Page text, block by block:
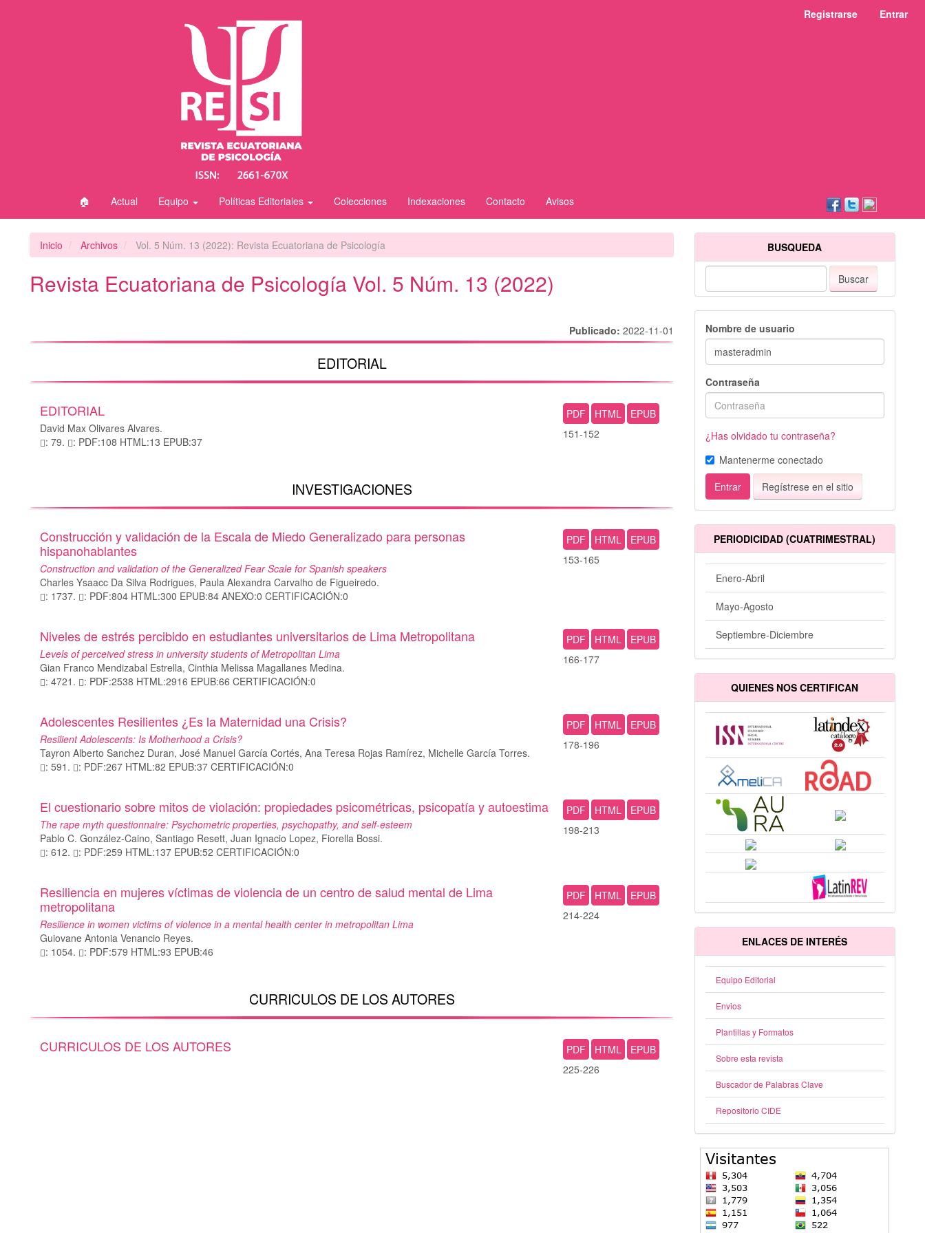
Registrarse Entrar
🏠 Actual Equipo Políticas Editoriales Colecciones Indexaciones Contacto Avisos
Inicio Archivos Vol. 5 Núm. 13 (2022): Revista Ecuatoriana de Psicología
Revista Ecuatoriana de Psicología Vol. 5 Núm. 13 (2022)
Publicado: 2022-11-01
EDITORIAL
EDITORIAL
David Max Olivares Alvares.
: 79.
: PDF:108 HTML:13 EPUB:37
PDF HTML
EPUB
151-152
INVESTIGACIONES
Construcción y validación de la Escala de Miedo Generalizado para personas
hispanohablantes
Construction and validation of the Generalized Fear Scale for Spanish speakers
Charles Ysaacc Da Silva Rodrigues, Paula Alexandra Carvalho de Figueiredo.
: 1737.
: PDF:804 HTML:300 EPUB:84 ANEXO:0 CERTIFICACIÓN:0
PDF HTML
EPUB
153-165
Niveles de estrés percibido en estudiantes universitarios de Lima Metropolitana
Levels of perceived stress in university students of Metropolitan Lima
Gian Franco Mendizabal Estrella, Cinthia Melissa Magallanes Medina.
: 4721.
: PDF:2538 HTML:2916 EPUB:66 CERTIFICACIÓN:0
PDF HTML
EPUB
166-177
Adolescentes Resilientes ¿Es la Maternidad una Crisis?
Resilient Adolescents: Is Motherhood a Crisis?
Tayron Alberto Sanchez Duran, José Manuel García Cortés, Ana Teresa Rojas Ramírez, Michelle García Torres.
: 591.
: PDF:267 HTML:82 EPUB:37 CERTIFICACIÓN:0
PDF HTML
EPUB
178-196
El cuestionario sobre mitos de violación: propiedades psicométricas, psicopatía y autoestima
The rape myth questionnaire: Psychometric properties, psychopathy, and self-esteem
Pablo C. González-Caino, Santiago Resett, Juan Ignacio Lopez, Fiorella Bossi.
: 612.
: PDF:259 HTML:137 EPUB:52 CERTIFICACIÓN:0
PDF HTML
EPUB
198-213
Resiliencia en mujeres víctimas de violencia de un centro de salud mental de Lima
metropolitana
Resilience in women victims of violence in a mental health center in metropolitan Lima
Guiovane Antonia Venancio Reyes.
: 1054.
: PDF:579 HTML:93 EPUB:46
PDF HTML
EPUB
214-224
CURRICULOS DE LOS AUTORES
CURRICULOS DE LOS AUTORES PDF HTML
EPUB
225-226
BUSQUEDA
Buscar
Nombre de usuario
Contraseña
¿Has olvidado tu contraseña?
Mantenerme conectado
Entrar
Regístrese en el sitio
PERIODICIDAD (CUATRIMESTRAL)
Enero-Abril
Mayo-Agosto
Septiembre-Diciembre
QUIENES NOS CERTIFICAN
ENLACES DE INTERÉS
Equipo Editorial
Envios
Plantillas y Formatos
Sobre esta revista
Buscador de Palabras Clave
Repositorio CIDE